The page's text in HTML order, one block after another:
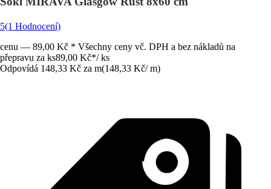
5(1 Hodnocení)
cenu — 89,00 Kč * Všechny ceny vč. DPH a bez nákladů na
přepravu za ks89,00 Kč*/ ks
Odpovídá 148,33 Kč za m(148,33 Kč/ m)